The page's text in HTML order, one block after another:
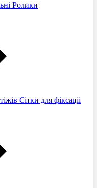
Ролики
Сітки для фіксаціі